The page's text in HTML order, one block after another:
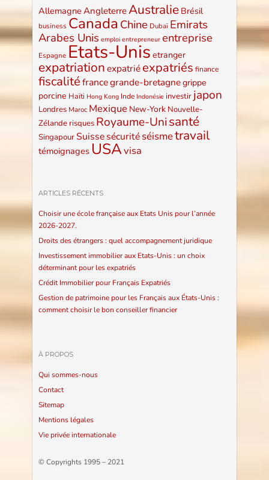
Allemagne AngleterreAustralie Brésil
business Canada Chine Dubaï Emirats
Arabes Unis emploi entrepreneur entreprise
Espagne Etats-Unis etranger
expatriationexpatrié expatriés finance
fiscalitéfrancegrande-bretagnegrippe
porcine Haïti Hong Kong Inde Indonésie investir japon
Londres Maroc Mexique New-York Nouvelle-
Zélande risques Royaume-Unisanté
SingapourSuissesécuritéséismetravail
témoignages USAvisa
ARTICLES RÉCENTS
Choisir une école française aux Etats Unis pour l’année
2026-2027.
Droits des étrangers : quel accompagnement juridique
Investissement immobilier aux Etats-Unis : un choix
déterminant pour les expatriés
Crédit Immobilier pour Français Expatriés
Gestion de patrimoine pour les Français aux États-Unis :
comment choisir le bon conseiller financier
À PROPOS
Qui sommes-nous
Contact
Sitemap
Mentions légales
Vie privée internationale
© Copyrights 1995 – 2021